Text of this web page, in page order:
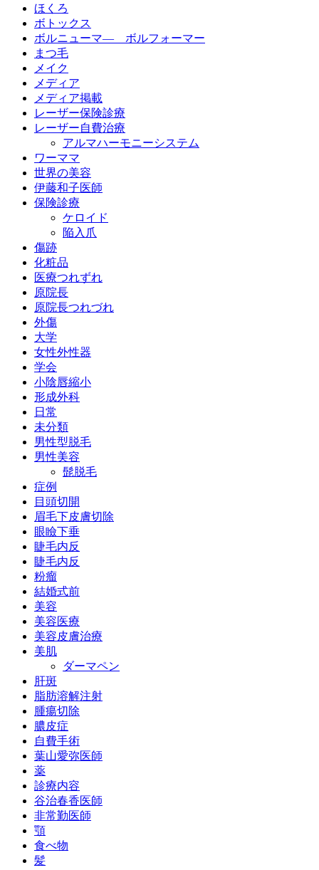
ほくろ
ボトックス
ボルニューマ― ボルフォーマー
まつ毛
メイク
メディア
メディア掲載
レーザー保険診療
レーザー自費治療
アルマハーモニーシステム
ワーママ
世界の美容
伊藤和子医師
保険診療
ケロイド
陥入爪
傷跡
化粧品
医療つれずれ
原院長
原院長つれづれ
外傷
大学
女性外性器
学会
小陰唇縮小
形成外科
日常
未分類
男性型脱毛
男性美容
髭脱毛
症例
目頭切開
眉毛下皮膚切除
眼瞼下垂
睫毛内反
睫毛内反
粉瘤
結婚式前
美容
美容医療
美容皮膚治療
美肌
ダーマペン
肝斑
脂肪溶解注射
腫瘍切除
膿皮症
自費手術
葉山愛弥医師
薬
診療内容
谷治春香医師
非常勤医師
顎
食べ物
髪